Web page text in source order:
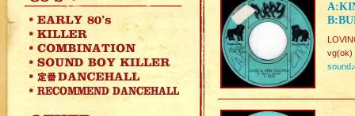
vg(ok)
sound♪